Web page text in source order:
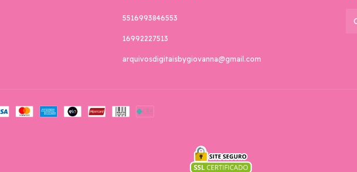
5516993846553
16992227513
arquivosdigitaisbygiovanna@gmail.com